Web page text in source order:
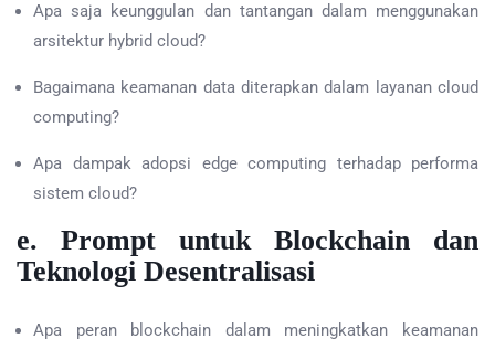
Apa saja keunggulan dan tantangan dalam menggunakan
arsitektur hybrid cloud?
Bagaimana keamanan data diterapkan dalam layanan cloud
computing?
Apa dampak adopsi edge computing terhadap performa
sistem cloud?
e. Prompt untuk Blockchain dan
Teknologi Desentralisasi
Apa peran blockchain dalam meningkatkan keamanan